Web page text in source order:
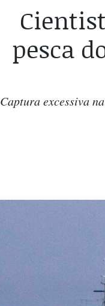
pesca
Captura excessiva